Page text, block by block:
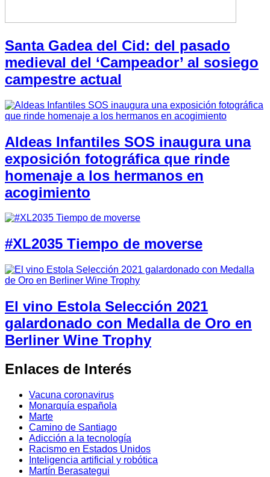
Santa Gadea del Cid: del pasado
medieval del ‘Campeador’ al sosiego
campestre actual
Aldeas Infantiles SOS inaugura una
exposición fotográfica que rinde
homenaje a los hermanos en
acogimiento
#XL2035 Tiempo de moverse
El vino Estola Selección 2021
galardonado con Medalla de Oro en
Berliner Wine Trophy
Enlaces de Interés
Vacuna coronavirus
Monarquía española
Marte
Camino de Santiago
Adicción a la tecnología
Racismo en Estados Unidos
Inteligencia artificial y robótica
Martín Berasategui